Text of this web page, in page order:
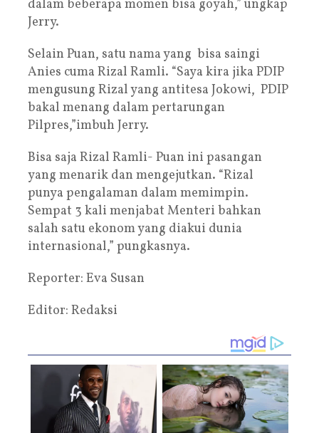
dalam beberapa momen bisa goyah,” ungkap
Jerry.
Selain Puan, satu nama yang bisa saingi
Anies cuma Rizal Ramli. “Saya kira jika PDIP
mengusung Rizal yang antitesa Jokowi, PDIP
bakal menang dalam pertarungan
Pilpres,”imbuh Jerry.
Bisa saja Rizal Ramli- Puan ini pasangan
yang menarik dan mengejutkan. “Rizal
punya pengalaman dalam memimpin.
Sempat 3 kali menjabat Menteri bahkan
salah satu ekonom yang diakui dunia
internasional,” pungkasnya.
Reporter: Eva Susan
Editor: Redaksi